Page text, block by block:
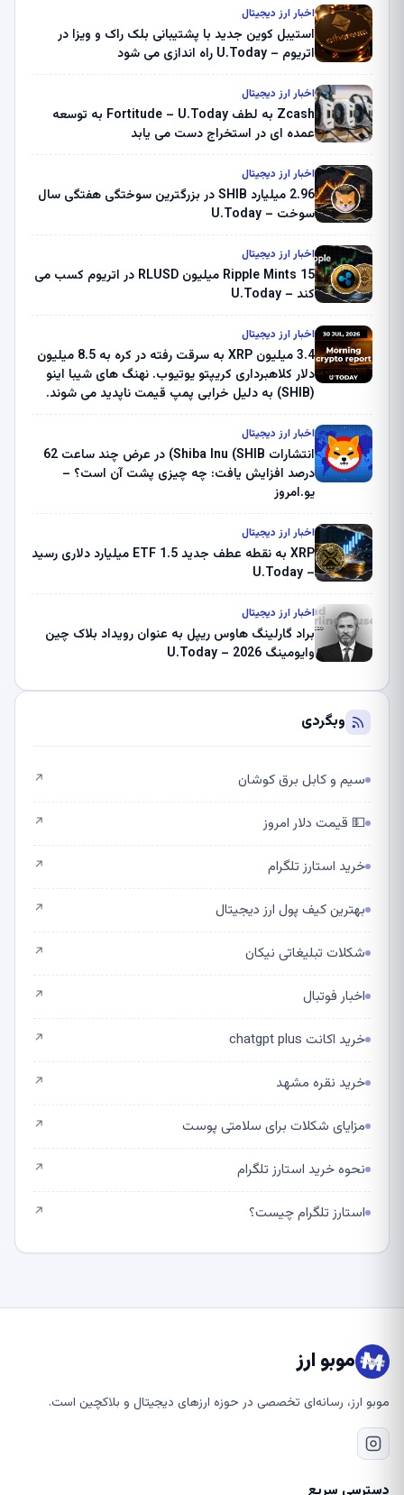
اخبار ارز دیجیتال
استیبل کوین جدید با پشتیبانی بلک راک و ویزا در
اتریوم – U.Today راه اندازی می شود
اخبار ارز دیجیتال
Zcash به لطف Fortitude – U.Today به توسعه
عمده ای در استخراج دست می یابد
اخبار ارز دیجیتال
2.96 میلیارد SHIB در بزرگترین سوختگی هفتگی سال
سوخت – U.Today
اخبار ارز دیجیتال
Ripple Mints 15 میلیون RLUSD در اتریوم کسب می
کند – U.Today
اخبار ارز دیجیتال
3.4 میلیون XRP به سرقت رفته در کره به 8.5 میلیون
دلار کلاهبرداری کریپتو یوتیوب. نهنگ های شیبا اینو
(SHIB) به دلیل خرابی پمپ قیمت ناپدید می شوند.
ثبت کرد – گزارش کریپتو صبح – U.Today
اخبار ارز دیجیتال
انتشارات Shiba Inu (SHIB) در عرض چند ساعت 62
درصد افزایش یافت: چه چیزی پشت آن است؟ –
یو.امروز
اخبار ارز دیجیتال
XRP به نقطه عطف جدید ETF 1.5 میلیارد دلاری رسید
– U.Today
اخبار ارز دیجیتال
براد گارلینگ هاوس ریپل به عنوان رویداد بلاک چین
وایومینگ 2026 – U.Today
وبگردی
سیم و کابل برق کوشان ↗
💵 قیمت دلار امروز ↗
خرید استارز تلگرام ↗
بهترین کیف پول ارز دیجیتال ↗
شکلات تبلیغاتی نیکان ↗
اخبار فوتبال ↗
خرید اکانت chatgpt plus ↗
خرید نقره مشهد ↗
مزایای شکلات برای سلامتی پوست ↗
نحوه خرید استارز تلگرام ↗
استارز تلگرام چیست؟ ↗
موبو ارز
موبو ارز، رسانه‌ای تخصصی در حوزه ارزهای دیجیتال و بلاکچین است.
دسترسی سریع